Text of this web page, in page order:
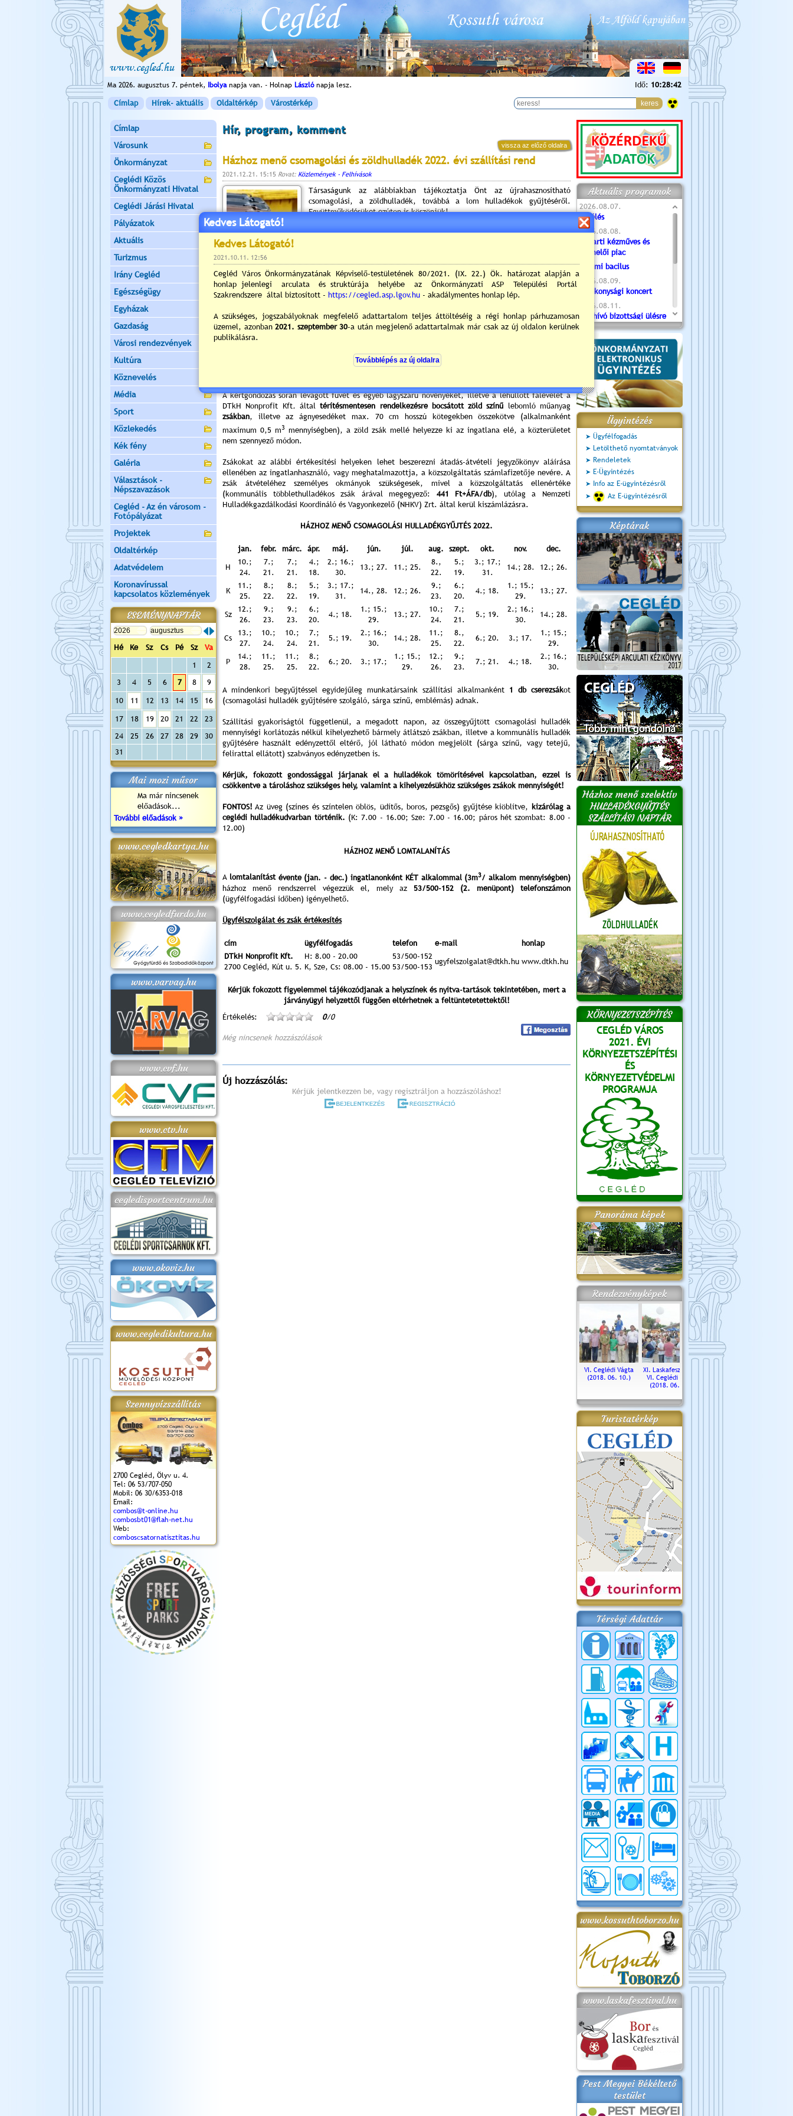
Ma 2026. augusztus 7. péntek, Ibolyanapja van. - Holnap Lászlónapja lesz. Idő: 10:28:43
Címlap Hírek- aktuális Oldaltérkép Várostérkép
Címlap
Városunk
Önkormányzat
Ceglédi Közös
Önkormányzati Hivatal
Ceglédi Járási Hivatal
Pályázatok
Aktuális
Turizmus
Irány Cegléd
Egészségügy
Egyházak
Gazdaság
Városi rendezvények
Kultúra
Köznevelés
Média
Sport
Közlekedés
Kék fény
Galéria
Választások -
Népszavazások
Cegléd - Az én városom -
Fotópályázat
Projektek
Oldaltérkép
Adatvédelem
Koronavírussal
kapcsolatos közlemények
ESEMÉNYNAPTÁR
Hé Ke Sz Cs Pé Sz
Va
1
2
3
4 5 6 7 8 9
10 11 12 13 14 15 16
17 18 19 20 21 22
23
24
25 26 27 28 29
30
31
Mai mozi műsor
Ma már nincsenek
előadások...
További előadások »
www.cegledkartya.hu
www.cegledfurdo.hu
www.varvag.hu
www.cvf.hu
www.ctv.hu
cegledisportcentrum.hu
www.okoviz.hu
www.cegledikultura.hu
Szennyvízszállítás
2700 Cegléd, Ölyv u. 4.
Tel: 06 53/707-050
Mobil: 06 30/6353-018
Email:
combos@t-online.hu
combosbt01@flah-net.hu
Web:
comboscsatornatisztitas.hu
Hír, program, komment
vissza az előző oldalra
Házhoz menő csomagolási és zöldhulladék 2022. évi szállítási rend
2021.12.21. 15:15 Rovat: Közlemények - Felhívások
Társaságunk az alábbiakban tájékoztatja Önt az újrahasznosítható
csomagolási, a zöldhulladék, továbbá a lom hulladékok gyűjtéséről.
Együttműködésüket ezúton is köszönjük!
HÁZHOZ MENŐ ZÖLDHULLADÉK GYŰJTÉS 2022.
fenyő-
máj. jún. aug.
H 3.; 17. 17. 14. 14. 11. 9. 6. 4. 1.; 29. 26. 24. 21. 19.
K
4.; 18. 15. 2.; 30.
9. 7. 4. 1.; 29. 27.
A kertgondozás során levágott füvet és egyéb lágyszárú növényeket, illetve a lehullott falevelet a
DTkH Nonprofit Kft. általtérítésmentesen rendelkezésre bocsátott zöld színű lebomló műanyag
zsákban, illetve az ágnyesedéket max. 70 cm hosszú kötegekben összekötve (alkalmanként
maximum 0,5 m3 mennyiségben), a zöld zsák mellé helyezze ki az ingatlana elé, a közterületet
nem szennyező módon.
Zsákokat az alábbi értékesítési helyeken lehet beszerezni átadás-átvételi jegyzőkönyv aláírása
ellenében az ingatlanhasználó, vagy meghatalmazottja, a közszolgáltatás számlafizetője nevére. A
zsák átvételéhez személyes okmányok szükségesek, mivel a közszolgáltatás ellenértéke
(kommunális többlethulladékos zsák árával megegyező: 441 Ft+ÁFA/db), utólag a Nemzeti
Hulladékgazdálkodási Koordináló és Vagyonkezelő (NHKV) Zrt. által kerül kiszámlázásra.
HÁZHOZ MENŐ CSOMAGOLÁSI HULLADÉKGYŰJTÉS 2022.
jan. febr. márc. ápr. máj. jún. júl. aug. szept. okt. nov. dec.
H
10.;
24.
7.;
21.
7.;
21.
4.;
18.
2.; 16.;
30.
13.; 27. 11.; 25.
8.,
22.
5.;
19.
3.; 17.;
31.
14.; 28. 12.; 26.
K
11.;
25.
8.;
22.
8.;
22.
5.;
19.
3.; 17.;
31.
14., 28. 12.; 26.
9.;
23.
6.;
20.
4.; 18.
1.; 15.;
29.
13.; 27.
Sz
12.;
26.
9.;
23.
9.;
23.
6.;
20.
4.; 18.
1.; 15.;
29.
13.; 27.
10.;
24.
7.;
21.
5.; 19.
2.; 16.;
30.
14.; 28.
Cs
13.;
27.
10.;
24.
10.;
24.
7.;
21.
5.; 19.
2.; 16.;
30.
14.; 28.
11.;
25.
8.,
22.
6.; 20. 3.; 17.
1.; 15.;
29.
P
14.;
28.
11.;
25.
11.;
25.
8.;
22.
6.; 20. 3.; 17.;
1.; 15.;
29.
12.;
26.
9.;
23.
7.; 21. 4.; 18.
2.; 16.;
30.
A mindenkori begyűjtéssel egyidejűleg munkatársaink szállítási alkalmanként 1 db cserezsákot
(csomagolási hulladék gyűjtésére szolgáló, sárga színű, emblémás) adnak.
Szállítási gyakoriságtól függetlenül, a megadott napon, az összegyűjtött csomagolási hulladék
mennyiségi korlátozás nélkül kihelyezhető bármely átlátszó zsákban, illetve a kommunális hulladék
gyűjtésére használt edényzettől eltérő, jól látható módon megjelölt (sárga színű, vagy tetejű,
felirattal ellátott) szabványos edényzetben is.
Kérjük, fokozott gondossággal járjanak el a hulladékok tömörítésével kapcsolatban, ezzel is
csökkentve a tároláshoz szükséges hely, valamint a kihelyezésükhöz szükséges zsákok mennyiségét!
FONTOS! Az üveg (színes és színtelen öblös, üdítős, boros, pezsgős) gyűjtése kiöblítve, kizárólag a
ceglédi hulladékudvarban történik. (K: 7.00 - 16.00; Sze: 7.00 - 16.00; páros hét szombat: 8.00 -
12.00)
HÁZHOZ MENŐ LOMTALANÍTÁS
A lomtalanítást évente (jan. - dec.) ingatlanonként KÉT alkalommal (3m3/ alkalom mennyiségben)
házhoz menő rendszerrel végezzük el, mely az 53/500-152 (2. menüpont) telefonszámon
(ügyfélfogadási időben) igényelhető.
Ügyfélszolgálat és zsák értékesítés
cím ügyfélfogadás telefon e-mail
honlap
DTkH Nonprofit Kft.
2700 Cegléd, Kút u. 5.
H: 8.00 - 20.00
K, Sze, Cs: 08.00 - 15.00
53/500-152
53/500-153
ugyfelszolgalat@dtkh.hu www.dtkh.hu
Kérjük fokozott figyelemmel tájékozódjanak a helyszínek és nyitva-tartások tekintetében, mert a
járványügyi helyzettől függően eltérhetnek a feltüntetetettektől!
Értékelés:
0/0
Még nincsenek hozzászólások
Új hozzászólás:
Kérjük jelentkezzen be, vagy regisztráljon a hozzászóláshoz!
Aktuális programok
2026.08.07.
Túlélés
2026.08.08.
Tóparti kézműves és
termelői piac
Valami bacilus
2026.08.09.
Jótékonysági koncert
2026.08.11.
Meghívó bizottsági ülésre
- 2026.08.11. 07:55
2026.08.16.
Újvárosi Közlekedési és
Sportnap
2026.08.19.
Ceglédi fotóklub kiállítás
2026.08.20.
Szent István Ünnepe
Ügyintézés
Ügyfélfogadás
Letölthető nyomtatványok
Rendeletek
E-Ügyintézés
Info az E-ügyintézésről
Az E-ügyintézésről
Képtárak
Házhoz menő szelektív
HULLADÉKGYŰJTÉS
SZÁLLÍTÁSI NAPTÁR
KÖRNYEZETSZÉPÍTÉS
CEGLÉD VÁROS
2021. ÉVI
KÖRNYEZETSZÉPÍTÉSI
ÉS
KÖRNYEZETVÉDELMI
PROGRAMJA
Panoráma képek
Rendezvényképek
VI. Ceglédi Vágta
(2018. 06. 10.)
XI. Laskafesztivál és
VI. Ceglédi Vágta
(2018. 06. 10.)
Városnapok 2018.
Kossuth Toborzó
Ünnepély
Szent István Ünnepe
(2017. 08. 20.)
Turistatérkép
Térségi Adattár
www.kossuthtoborzo.hu
www.laskafesztival.hu
Pest Megyei Békéltető
testület
Kedves Látogató!